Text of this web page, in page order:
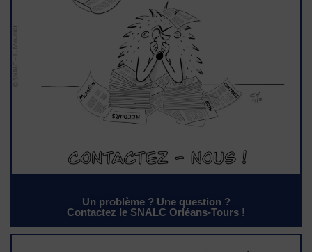
Un problème ? Une question ?
Contactez le SNALC Orléans-Tours !